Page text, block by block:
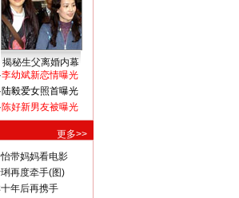
揭秘生父离婚内幕
·李幼斌新恋情曝光
·陆毅爱女照首曝光
·陈好新男友被曝光
更多>>
带妈妈看电影
再度牵手(图)
年后再携手